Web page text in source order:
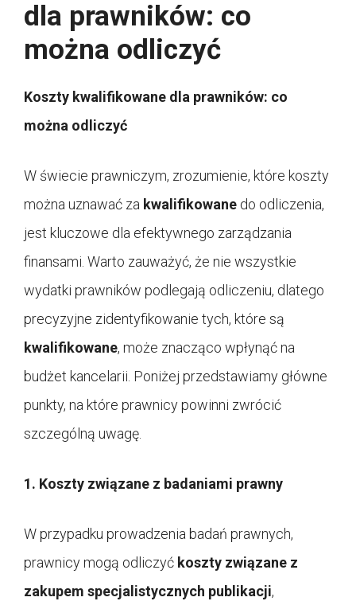
dla prawników: co
można odliczyć
Koszty kwalifikowane dla prawników: co
można odliczyć
W świecie prawniczym, zrozumienie, które koszty
można uznawać za kwalifikowane do odliczenia,
jest kluczowe dla efektywnego zarządzania
finansami. Warto zauważyć, że nie wszystkie
wydatki prawników podlegają odliczeniu, dlatego
precyzyjne zidentyfikowanie tych, które są
kwalifikowane, może znacząco wpłynąć na
budżet kancelarii. Poniżej przedstawiamy główne
punkty, na które prawnicy powinni zwrócić
szczególną uwagę.
1. Koszty związane z badaniami prawny
W przypadku prowadzenia badań prawnych,
prawnicy mogą odliczyć koszty związane z
zakupem specjalistycznych publikacji,